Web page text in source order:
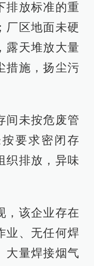
排放标准的重
厂区地面未硬
露天堆放大量
措施，扬尘污
间未按危废管
要求密闭存
织排放，异味
，该企业存在
业、无任何焊
大量焊接烟气